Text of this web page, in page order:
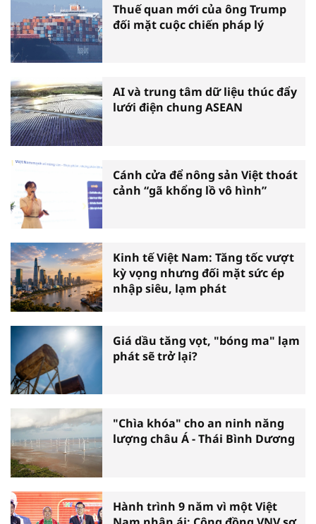
Thuế quan mới của ông Trump
đối mặt cuộc chiến pháp lý
AI và trung tâm dữ liệu thúc đẩy
lưới điện chung ASEAN
Cánh cửa để nông sản Việt thoát
cảnh “gã khổng lồ vô hình”
Kinh tế Việt Nam: Tăng tốc vượt
kỳ vọng nhưng đối mặt sức ép
nhập siêu, lạm phát
Giá dầu tăng vọt, "bóng ma" lạm
phát sẽ trở lại?
"Chìa khóa" cho an ninh năng
lượng châu Á - Thái Bình Dương
Hành trình 9 năm vì một Việt